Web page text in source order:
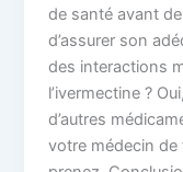
de santé avant
d’assurer son
des interactions
l’ivermectine ?
d’autres
votre médecin